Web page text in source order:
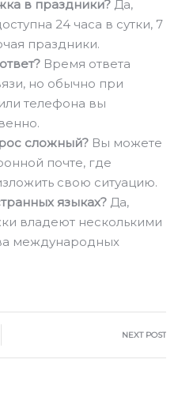
в праздники? Да,
24 часа в сутки, 7
праздники.
Время ответа
но обычно при
телефона вы
сложный? Вы можете
почте, где
свою ситуацию.
языках? Да,
владеют несколькими
международных
NEXT POST